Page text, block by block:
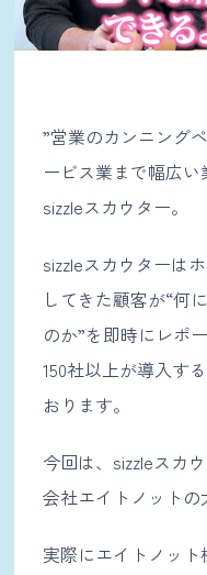
”営業のカンニング
ービス業まで幅広
sizzleスカウター。
sizzleスカウターは
してきた顧客が“何
のか”を即時にレポ
150社以上が導入す
おります。
今回は、sizzleスカ
会社エイトノットの
実際にエイトノッ